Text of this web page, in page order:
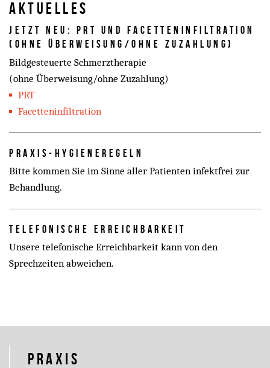
Aktuelles
Jetzt neu: PRT und Facetteninfiltration
(ohne Überweisung/ohne Zuzahlung)
Bildgesteuerte Schmerztherapie
(ohne Überweisung/ohne Zuzahlung)
PRT
Facetteninfiltration
Praxis-Hygieneregeln
Bitte kommen Sie im Sinne aller Patienten infektfrei zur
Behandlung.
Telefonische Erreichbarkeit
Unsere telefonische Erreichbarkeit kann von den
Sprechzeiten abweichen.
Praxis